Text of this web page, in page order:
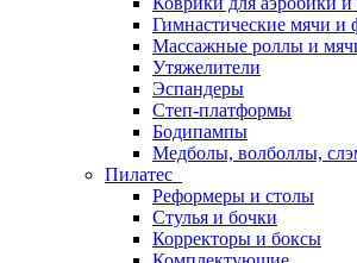
Гимнастические мячи и
Массажные роллы и
Утяжелители
Эспандеры
Степ-платформы
Бодипампы
Медболы, волболлы,
Пилатес
Реформеры и столы
Стулья и бочки
Корректоры и боксы